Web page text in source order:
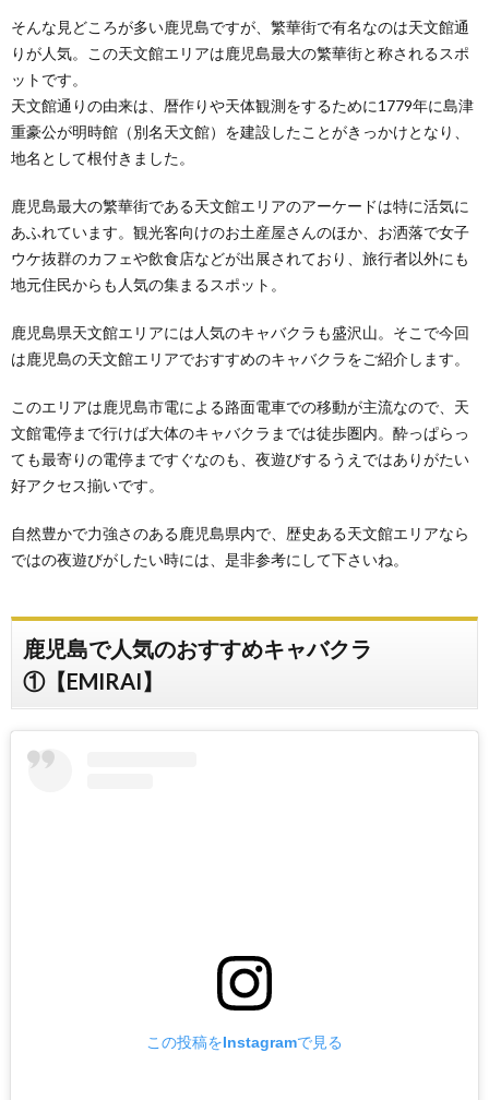
そんな見どころが多い鹿児島ですが、繁華街で有名なのは天文館通
りが人気。この天文館エリアは鹿児島最大の繁華街と称されるスポ
ットです。
天文館通りの由来は、暦作りや天体観測をするために1779年に島津
重豪公が明時館（別名天文館）を建設したことがきっかけとなり、
地名として根付きました。
鹿児島最大の繁華街である天文館エリアのアーケードは特に活気に
あふれています。観光客向けのお土産屋さんのほか、お洒落で女子
ウケ抜群のカフェや飲食店などが出展されており、旅行者以外にも
地元住民からも人気の集まるスポット。
鹿児島県天文館エリアには人気のキャバクラも盛沢山。そこで今回
は鹿児島の天文館エリアでおすすめのキャバクラをご紹介します。
このエリアは鹿児島市電による路面電車での移動が主流なので、天
文館電停まで行けば大体のキャバクラまでは徒歩圏内。酔っぱらっ
ても最寄りの電停まですぐなのも、夜遊びするうえではありがたい
好アクセス揃いです。
自然豊かで力強さのある鹿児島県内で、歴史ある天文館エリアなら
ではの夜遊びがしたい時には、是非参考にして下さいね。
鹿児島で人気のおすすめキャバクラ
①【EMIRAI】
この投稿をInstagramで見る